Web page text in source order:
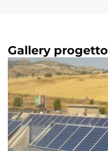
Gallery progetto